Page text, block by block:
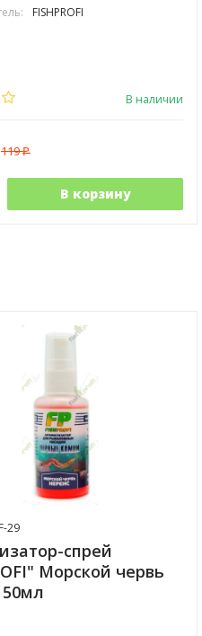
FISHPROFI
В наличии
119₽
В корзину
29
спрей
Морской червь